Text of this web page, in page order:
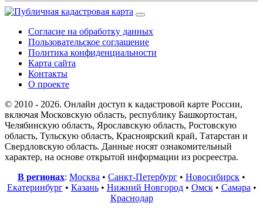
Согласие на обработку данных
Пользовательское соглашение
Политика конфиденциальности
Карта сайта
Контакты
О проекте
© 2010 - 2026. Онлайн доступ к кадастровой карте России,
включая Московскую область, республику Башкортостан,
Челябинскую область, Ярославскую область, Ростовскую
область, Тульскую область, Красноярский край, Татарстан и
Свердловскую область. Данные носят ознакомительный
характер, на основе открытой информации из росреестра.
В регионах: Москва • Санкт-Петербург • Новосибирск •
Екатеринбург• Казань• Нижний Новгород• Омск• Самара •
Краснодар